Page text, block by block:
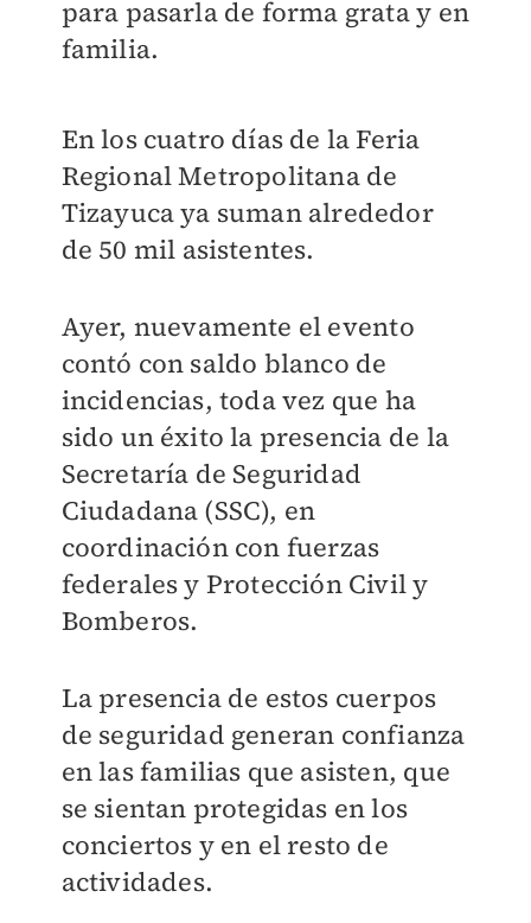
para pasarla de forma grata y en
familia.
En los cuatro días de la Feria
Regional Metropolitana de
Tizayuca ya suman alrededor
de 50 mil asistentes.
Ayer, nuevamente el evento
contó con saldo blanco de
incidencias, toda vez que ha
sido un éxito la presencia de la
Secretaría de Seguridad
Ciudadana (SSC), en
coordinación con fuerzas
federales y Protección Civil y
Bomberos.
La presencia de estos cuerpos
de seguridad generan confianza
en las familias que asisten, que
se sientan protegidas en los
conciertos y en el resto de
actividades.